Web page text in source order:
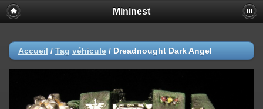
Mininest
Accueil / Tag véhicule / Dreadnought Dark Angel